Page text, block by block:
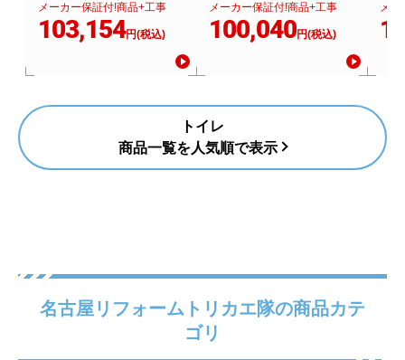
メーカー保証付!商品+工事
103,154円(税込)
メーカー保証付!商品+工事
100,040円(税込)
メー
トイレ
商品一覧を人気順で表示
名古屋リフォームトリカエ隊の商品カテ
ゴリ